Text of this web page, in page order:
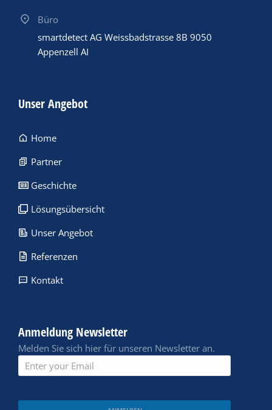
Büro
smartdetect AG Weissbadstrasse 8B 9050
Appenzell AI
Unser Angebot
Home
Partner
Geschichte
Lösungsübersicht
Unser Angebot
Referenzen
Kontakt
Anmeldung Newsletter
Melden Sie sich hier für unseren Newsletter an.